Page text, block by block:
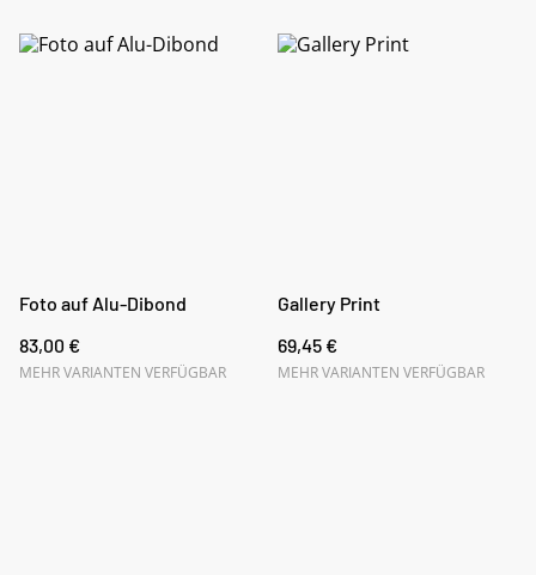
Foto auf Alu-Dibond
83,00 €
MEHR VARIANTEN VERFÜGBAR
Gallery Print
69,45 €
MEHR VARIANTEN VERFÜGBAR